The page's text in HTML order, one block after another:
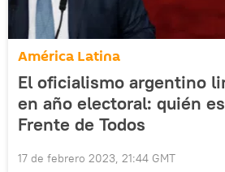
América Latina
El oficialismo argentino
en año electoral: quién
Frente de Todos
17 de febrero 2023, 21:44 GMT